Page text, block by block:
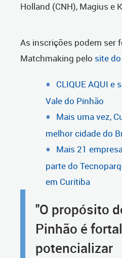
Holland (CNH), Magius e
As inscrições podem ser
Matchmaking pelo site
CLIQUE AQUI e
Vale do Pinhão
Mais uma vez,
melhor cidade do
Mais 21
parte do
em Curitiba
"O propósito
Pinhão é
potencializar